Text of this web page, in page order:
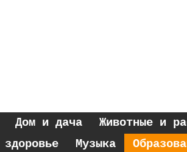
Дом и дача Животные и
Музыка